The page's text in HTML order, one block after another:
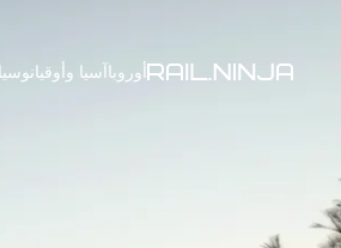
أوروبا آسيا وأوقيانوسيا